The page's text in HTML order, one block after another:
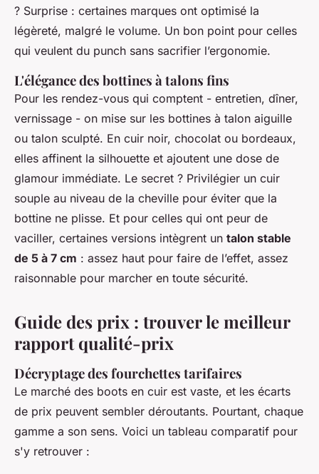
? Surprise : certaines marques ont optimisé la
légèreté, malgré le volume. Un bon point pour celles
qui veulent du punch sans sacrifier l’ergonomie.
L'élégance des bottines à talons fins
Pour les rendez-vous qui comptent - entretien, dîner,
vernissage - on mise sur les bottines à talon aiguille
ou talon sculpté. En cuir noir, chocolat ou bordeaux,
elles affinent la silhouette et ajoutent une dose de
glamour immédiate. Le secret ? Privilégier un cuir
souple au niveau de la cheville pour éviter que la
bottine ne plisse. Et pour celles qui ont peur de
vaciller, certaines versions intègrent un talon stable
de 5 à 7 cm : assez haut pour faire de l’effet, assez
raisonnable pour marcher en toute sécurité.
Guide des prix : trouver le meilleur
rapport qualité-prix
Décryptage des fourchettes tarifaires
Le marché des boots en cuir est vaste, et les écarts
de prix peuvent sembler déroutants. Pourtant, chaque
gamme a son sens. Voici un tableau comparatif pour
s'y retrouver :